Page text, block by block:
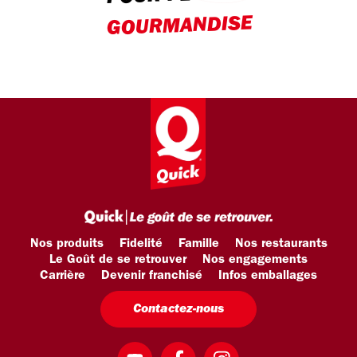
GOURMANDISE
Nos produits Fidelité Famille
Nos restaurants
Le Goût de se retrouver
Nos engagements
Carrière
Devenir franchisé Infos emballages
Contactez-nous